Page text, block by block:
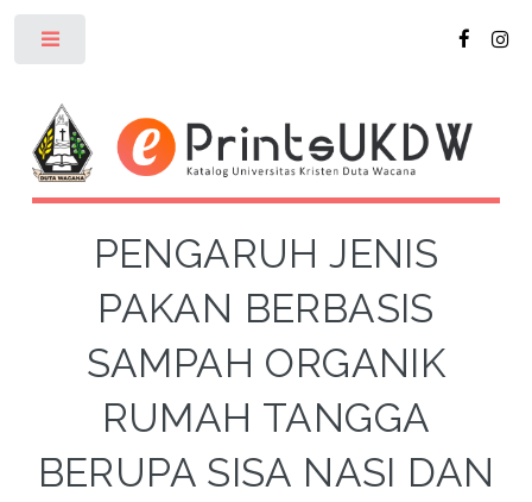
PENGARUH JENIS
PAKAN BERBASIS
SAMPAH ORGANIK
RUMAH TANGGA
BERUPA SISA NASI DAN